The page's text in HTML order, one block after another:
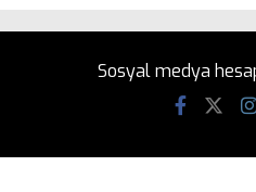
Sosyal medya